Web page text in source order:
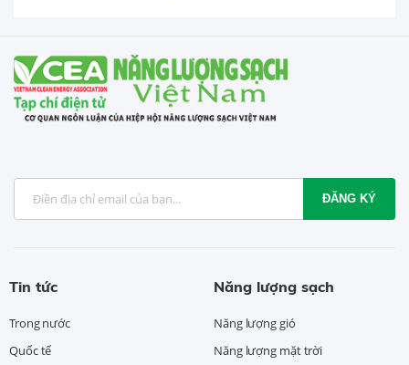
ĐĂNG KÝ
Tin tức
Trong nước
Quốc tế
Năng lượng sạch
Năng lượng gió
Năng lượng mặt trời